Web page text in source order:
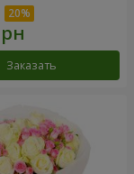
Заказать